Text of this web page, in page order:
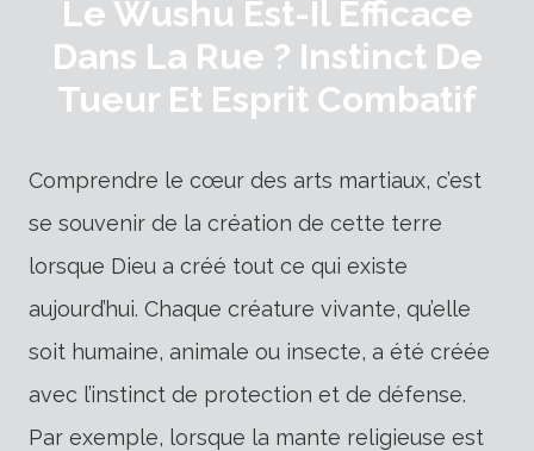
Le Wushu Est-Il Efficace
Dans La Rue ? Instinct De
Tueur Et Esprit Combatif
Comprendre le cœur des arts martiaux, c’est
se souvenir de la création de cette terre
lorsque Dieu a créé tout ce qui existe
aujourd’hui. Chaque créature vivante, qu’elle
soit humaine, animale ou insecte, a été créée
avec l’instinct de protection et de défense.
Par exemple, lorsque la mante religieuse est